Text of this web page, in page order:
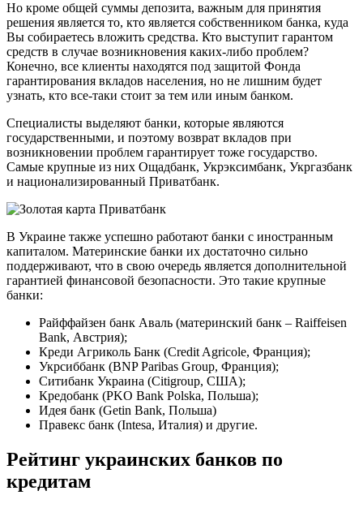
Но кроме общей суммы депозита, важным для принятия
решения является то, кто является собственником банка, куда
Вы собираетесь вложить средства. Кто выступит гарантом
средств в случае возникновения каких-либо проблем?
Конечно, все клиенты находятся под защитой Фонда
гарантирования вкладов населения, но не лишним будет
узнать, кто все-таки стоит за тем или иным банком.
Специалисты выделяют банки, которые являются
государственными, и поэтому возврат вкладов при
возникновении проблем гарантирует тоже государство.
Самые крупные из них Ощадбанк, Укрэксимбанк, Укргазбанк
и национализированный Приватбанк.
В Украине также успешно работают банки с иностранным
капиталом. Материнские банки их достаточно сильно
поддерживают, что в свою очередь является дополнительной
гарантией финансовой безопасности. Это такие крупные
банки:
Райффайзен банк Аваль (материнский банк – Raiffeisen
Bank, Австрия);
Креди Агриколь Банк (Credit Agricole, Франция);
Укрсиббанк (BNP Paribas Group, Франция);
Ситибанк Украина (Citigroup, США);
Кредобанк (PKO Bank Polskа, Польша);
Идея банк (Getin Bank, Польша)
Правекс банк (Intesa, Италия) и другие.
Рейтинг украинских банков по
кредитам